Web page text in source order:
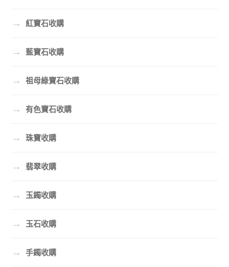
→ 紅寶石收購
→ 藍寶石收購
→ 祖母綠寶石收購
→ 有色寶石收購
→ 珠寶收購
→ 翡翠收購
→ 玉鐲收購
→ 玉石收購
→ 手鐲收購